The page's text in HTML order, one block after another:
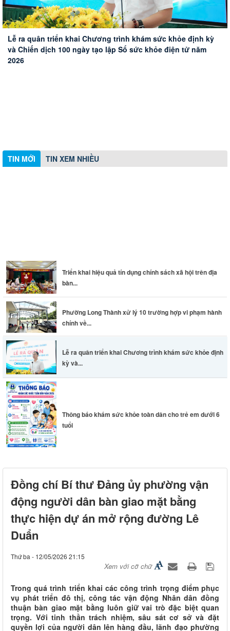
TIN MỚI TIN XEM NHIỀU
Triển khai hiệu quả tín dụng chính sách xã hội trên địa bàn
phường Long Thành
Phường Long Thành xử lý 10 trường hợp vi phạm hành
chính về trật tự xây dựng
Lễ ra quân triển khai Chương trình khám sức khỏe định kỳ
và Chiến dịch 100 ngày tạo lập Sổ sức khỏe điện tử năm
2026
Đoàn công tác HĐND thành phố Huế khảo sát thực tế Sân
bay Long Thành
Triển khai hiệu quả tín dụng chính sách xã hội trên địa
bàn...
Phường Long Thành xử lý 10 trường hợp vi phạm hành
chính về...
Lễ ra quân triển khai Chương trình khám sức khỏe định
kỳ và...
Thông báo khám sức khỏe toàn dân cho trẻ em dưới 6
tuổi
Sân bay...
Đồng chí Bí thư Đảng ủy phường vận
động người dân bàn giao mặt bằng
thực hiện dự án mở rộng đường Lê
Duẩn
Thứ ba - 12/05/2026 21:15
Xem với cỡ chữ
Trong quá trình triển khai các công trình trọng điểm phục
vụ phát triển đô thị, công tác vận động Nhân dân đồng
thuận bàn giao mặt bằng luôn giữ vai trò đặc biệt quan
trọng. Với tinh thần trách nhiệm, sâu sát cơ sở và đặt
quyền lợi của người dân lên hàng đầu, lãnh đạo phường